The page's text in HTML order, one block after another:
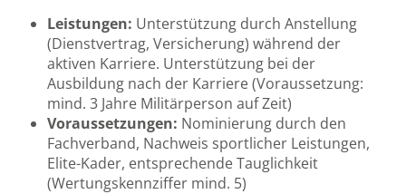
Leistungen: Unterstützung durch Anstellung
(Dienstvertrag, Versicherung) während der
aktiven Karriere. Unterstützung bei der
Ausbildung nach der Karriere (Voraussetzung:
mind. 3 Jahre Militärperson auf Zeit)
Voraussetzungen: Nominierung durch den
Fachverband, Nachweis sportlicher Leistungen,
Elite-Kader, entsprechende Tauglichkeit
(Wertungskennziffer mind. 5)